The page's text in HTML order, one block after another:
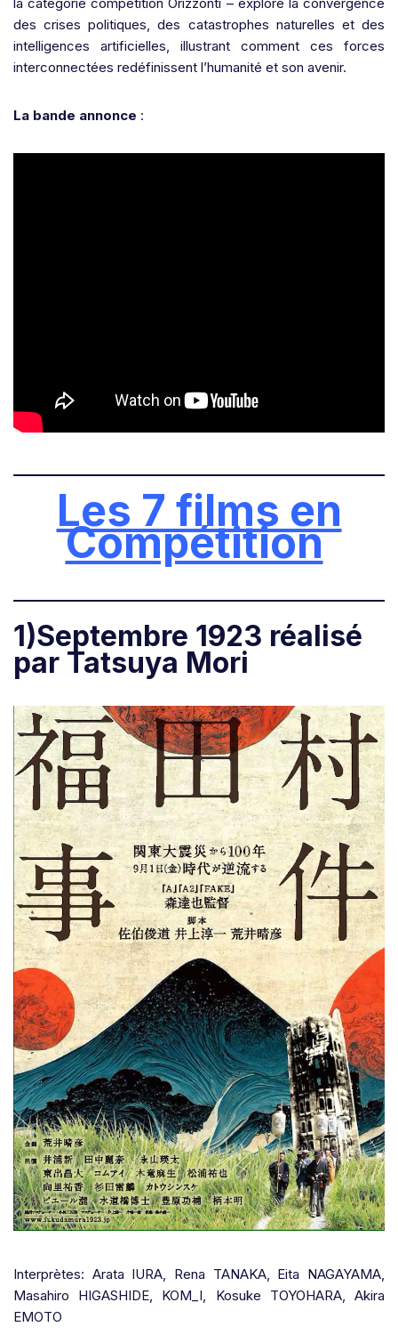
des crises politiques, des catastrophes naturelles et des
intelligences artificielles, illustrant comment ces forces
interconnectées redéfinissent l’humanité et son avenir.
La bande annonce :
Les 7 films en
Compétition
1)Septembre 1923 réalisé
par Tatsuya Mori
Interprètes: Arata IURA, Rena TANAKA, Eita NAGAYAMA,
Masahiro HIGASHIDE, KOM_I, Kosuke TOYOHARA, Akira
EMOTO